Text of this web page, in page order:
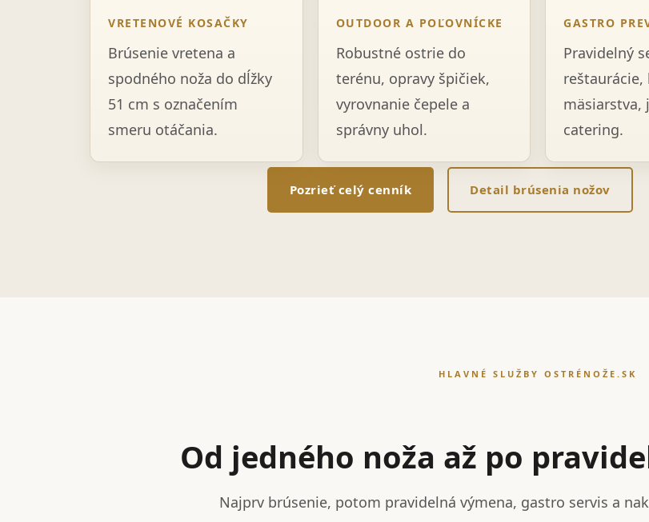
VRETENOVÉ KOSAČKY
Brúsenie vretena a
spodného noža do dĺžky
51 cm s označením
smeru otáčania.
OUTDOOR A POĽOVNÍCKE
Robustné ostrie do
terénu, opravy špičiek,
vyrovnanie čepele a
správny uhol.
GASTRO
Pravidelný
reštaurácie,
mäsiarstva,
catering.
Pozrieť celý cenník Detail brúsenia nožov
HLAVNÉ SLUŽBY OSTRÉNOŽE.SK
Od jedného noža až po
Najprv brúsenie, potom pravidelná výmena, gastro servis a